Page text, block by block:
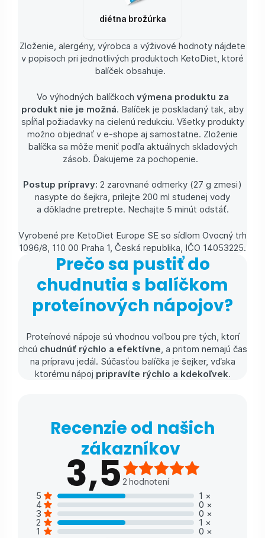
diétna brožúrka
Zloženie, alergény, výrobca a výživové hodnoty nájdete
v popisoch pri jednotlivých produktoch KetoDiet, ktoré
balíček obsahuje.
Vo výhodných balíčkoch výmena produktu za
produkt nie je možná. Balíček je poskladaný tak, aby
spĺňal požiadavky na cielenú redukciu. Všetky produkty
možno objednať v e-shope aj samostatne. Zloženie
balíčka sa môže meniť podľa aktuálnych skladových
zásob. Ďakujeme za pochopenie.
Postup prípravy: 2 zarovnané odmerky (27 g zmesi)
nasypte do šejkra, prilejte 200 ml studenej vody
a dôkladne pretrepte. Nechajte 5 minút odstáť.
Vyrobené pre KetoDiet Europe SE so sídlom Ovocný trh
1096/8, 110 00 Praha 1, Česká republika, IČO 14053225.
Prečo sa pustiť do
chudnutia s balíčkom
proteínových nápojov?
Proteínové nápoje sú vhodnou voľbou pre tých, ktorí
chcú chudnúť rýchlo a efektívne , a pritom nemajú čas
na prípravu jedál. Súčasťou balíčka je šejker, vďaka
ktorému nápoj pripravíte rýchlo a kdekoľvek.
Recenzie od našich
zákazníkov
3,5 2 hodnotení
5
1 ×
4 0 ×
3 0 ×
2 1 ×
1 0 ×